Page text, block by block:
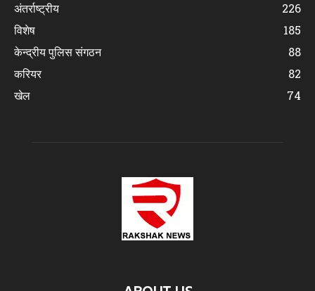
अंतर्राष्ट्रीय
226
विशेष
185
केन्द्रीय पुलिस संगठन
88
करियर
82
खेल
74